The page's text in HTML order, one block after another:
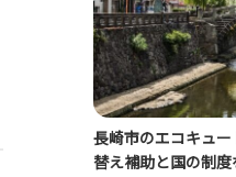
長崎市のエコキュ
替え補助と国の制度